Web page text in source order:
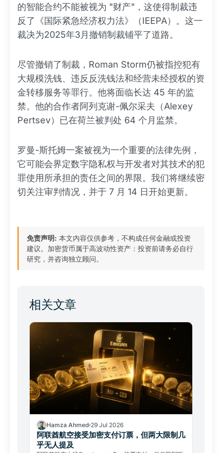
的智能合约不能被视为 "财产"，这使得制裁违
反了《国际紧急经济权力法》（IEEPA）。这一
裁决为2025年3月撤销制裁铺平了道路。
尽管撤销了制裁，Roman Storm仍被指控犯有
大规模洗钱、违反反洗钱法和经营未经授权的资
金转移服务等罪行。他将面临长达 45 年的监
禁。他的合作者阿列克谢-佩尔采夫（Alexey
Pertsev）已在荷兰被判处 64 个月监禁。
罗曼-斯托姆一案被视为一个重要的法律先例，
它可能会界定数字隐私权与开发者对其技术的犯
罪使用所承担的责任之间的界限。我们将继续密
切关注审判情况，并于 7 月 14 日开始更新。
免责声明: 本文内容仅供参考，不构成任何金融或投资
建议。加密货币属于高波动性资产：投资前请务必自行
研究，并咨询独立顾问。
相关文章
Hamza Ahmed 29 Jul 2026
阿联酋航空接受加密支付订票，但两大限制几
乎无人提及